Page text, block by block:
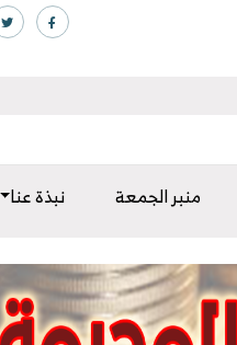
منبر الجمعة نبذة عنا